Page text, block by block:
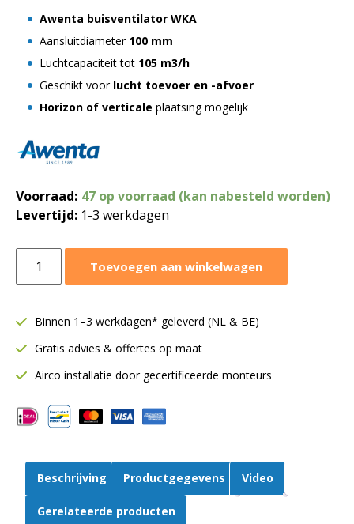
Awenta buisventilator WKA
Aansluitdiameter 100 mm
Luchtcapaciteit tot 105 m3/h
Geschikt voor lucht toevoer en -afvoer
Horizon of verticale plaatsing mogelijk
Voorraad: 47 op voorraad (kan nabesteld worden)
Levertijd: 1-3 werkdagen
buisventilator
Ø100
|
105
|
In-
Turbo
aantal
Toevoegen aan winkelwagen
Binnen 1–3 werkdagen* geleverd (NL & BE)
Gratis advies & offertes op maat
Airco installatie door gecertificeerde monteurs
Beschrijving Productgegevens Video
Gerelateerde producten